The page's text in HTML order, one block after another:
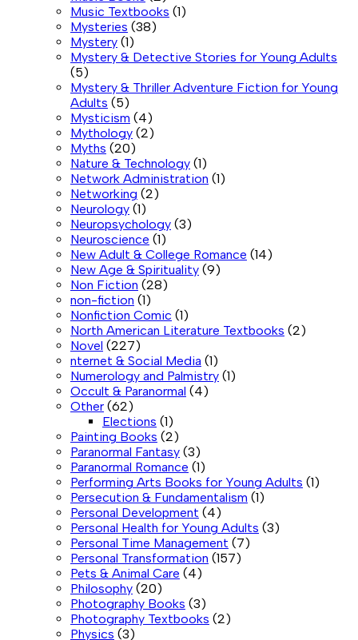
Music Textbooks (1)
Mysteries (38)
Mystery (1)
Mystery & Detective Stories for Young Adults
(5)
Mystery & Thriller Adventure Fiction for Young
Adults (5)
Mysticism (4)
Mythology (2)
Myths (20)
Nature & Technology (1)
Network Administration (1)
Networking (2)
Neurology (1)
Neuropsychology (3)
Neuroscience (1)
New Adult & College Romance (14)
New Age & Spirituality (9)
Non Fiction (28)
non-fiction (1)
Nonfiction Comic (1)
North American Literature Textbooks (2)
Novel (227)
nternet & Social Media (1)
Numerology and Palmistry (1)
Occult & Paranormal (4)
Other (62)
Elections (1)
Painting Books (2)
Paranormal Fantasy (3)
Paranormal Romance (1)
Performing Arts Books for Young Adults (1)
Persecution & Fundamentalism (1)
Personal Development (4)
Personal Health for Young Adults (3)
Personal Time Management (7)
Personal Transformation (157)
Pets & Animal Care (4)
Philosophy (20)
Photography Books (3)
Photography Textbooks (2)
Physics (3)